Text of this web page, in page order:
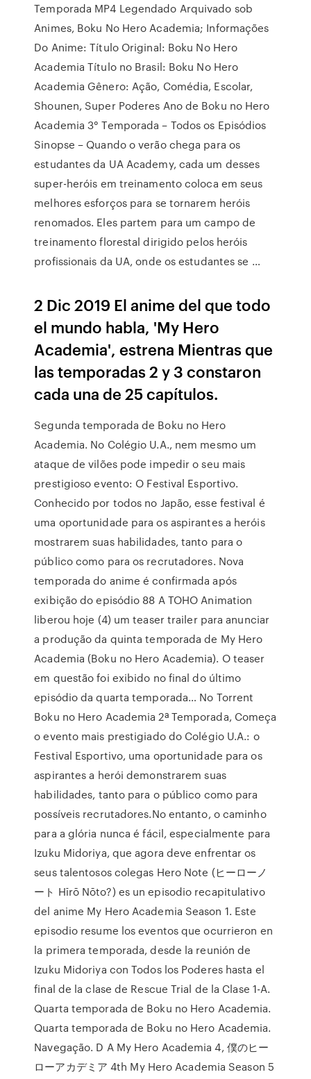
Temporada MP4 Legendado Arquivado sob
Animes, Boku No Hero Academia; Informações
Do Anime: Título Original: Boku No Hero
Academia Título no Brasil: Boku No Hero
Academia Gênero: Ação, Comédia, Escolar,
Shounen, Super Poderes Ano de Boku no Hero
Academia 3° Temporada – Todos os Episódios
Sinopse – Quando o verão chega para os
estudantes da UA Academy, cada um desses
super-heróis em treinamento coloca em seus
melhores esforços para se tornarem heróis
renomados. Eles partem para um campo de
treinamento florestal dirigido pelos heróis
profissionais da UA, onde os estudantes se …
2 Dic 2019 El anime del que todo
el mundo habla, 'My Hero
Academia', estrena Mientras que
las temporadas 2 y 3 constaron
cada una de 25 capítulos.
Segunda temporada de Boku no Hero
Academia. No Colégio U.A., nem mesmo um
ataque de vilões pode impedir o seu mais
prestigioso evento: O Festival Esportivo.
Conhecido por todos no Japão, esse festival é
uma oportunidade para os aspirantes a heróis
mostrarem suas habilidades, tanto para o
público como para os recrutadores. Nova
temporada do anime é confirmada após
exibição do episódio 88 A TOHO Animation
liberou hoje (4) um teaser trailer para anunciar
a produção da quinta temporada de My Hero
Academia (Boku no Hero Academia). O teaser
em questão foi exibido no final do último
episódio da quarta temporada… No Torrent
Boku no Hero Academia 2ª Temporada, Começa
o evento mais prestigiado do Colégio U.A.: o
Festival Esportivo, uma oportunidade para os
aspirantes a herói demonstrarem suas
habilidades, tanto para o público como para
possíveis recrutadores.No entanto, o caminho
para a glória nunca é fácil, especialmente para
Izuku Midoriya, que agora deve enfrentar os
seus talentosos colegas Hero Note (ヒーローノ
ート Hīrō Nōto?) es un episodio recapitulativo
del anime My Hero Academia Season 1. Este
episodio resume los eventos que ocurrieron en
la primera temporada, desde la reunión de
Izuku Midoriya con Todos los Poderes hasta el
final de la clase de Rescue Trial de la Clase 1-A.
Quarta temporada de Boku no Hero Academia.
Quarta temporada de Boku no Hero Academia.
Navegação. D A My Hero Academia 4, 僕のヒー
ローアカデミア 4th My Hero Academia Season 5